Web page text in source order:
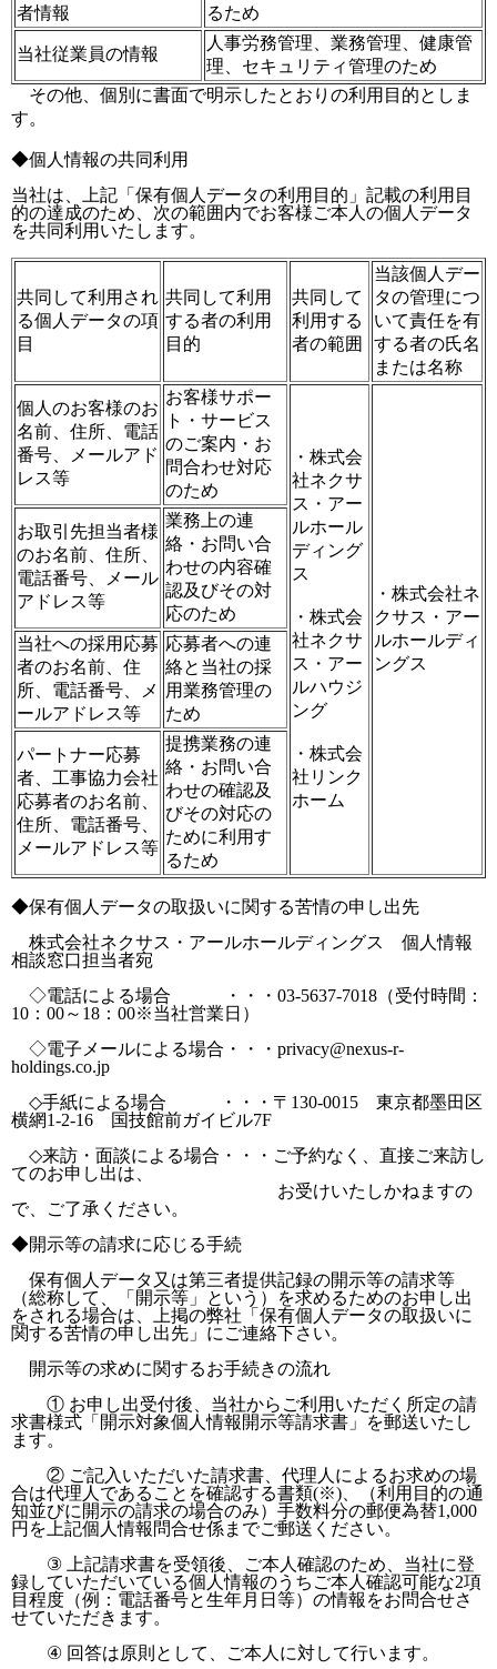
者情報 るため
当社従業員の情報
人事労務管理、業務管理、健康管
理、セキュリティ管理のため
その他、個別に書面で明示したとおりの利用目的としま
す。
◆個人情報の共同利用
当社は、上記「保有個人データの利用目的」記載の利用目
的の達成のため、次の範囲内でお客様ご本人の個人データ
を共同利用いたします。
共同して利用され
る個人データの項
目
共同して利用
する者の利用
目的
共同して
利用する
者の範囲
当該個人デー
タの管理につ
いて責任を有
する者の氏名
または名称
個人のお客様のお
名前、住所、電話
番号、メールアド
レス等
お客様サポー
ト・サービス
のご案内・お
問合わせ対応
のため
・株式会
社ネクサ
ス・アー
ルホール
ディング
ス
・株式会
社ネクサ
ス・アー
ルハウジ
ング
・株式会
社リンク
ホーム
・株式会社ネ
クサス・アー
ルホールディ
ングス
お取引先担当者様
のお名前、住所、
電話番号、メール
アドレス等
業務上の連
絡・お問い合
わせの内容確
認及びその対
応のため
当社への採用応募
者のお名前、住
所、電話番号、メ
ールアドレス等
応募者への連
絡と当社の採
用業務管理の
ため
パートナー応募
者、工事協力会社
応募者のお名前、
住所、電話番号、
メールアドレス等
提携業務の連
絡・お問い合
わせの確認及
びその対応の
ために利用す
るため
◆保有個人データの取扱いに関する苦情の申し出先
株式会社ネクサス・アールホールディングス 個人情報
相談窓口担当者宛
◇電話による場合 ・・・03-5637-7018（受付時間：
10：00～18：00※当社営業日）
◇電子メールによる場合・・・privacy@nexus-r-
holdings.co.jp
◇手紙による場合 ・・・〒130-0015 東京都墨田区
横網1-2-16 国技館前ガイビル7F
◇来訪・面談による場合・・・ご予約なく、直接ご来訪し
てのお申し出は、
お受けいたしかねますの
で、ご了承ください。
◆開示等の請求に応じる手続
保有個人データ又は第三者提供記録の開示等の請求等
（総称して、「開示等」という）を求めるためのお申し出
をされる場合は、上掲の弊社「保有個人データの取扱いに
関する苦情の申し出先」にご連絡下さい。
開示等の求めに関するお手続きの流れ
① お申し出受付後、当社からご利用いただく所定の請
求書様式「開示対象個人情報開示等請求書」を郵送いたし
ます。
② ご記入いただいた請求書、代理人によるお求めの場
合は代理人であることを確認する書類(※)、（利用目的の通
知並びに開示の請求の場合のみ）手数料分の郵便為替1,000
円を上記個人情報問合せ係までご郵送ください。
③ 上記請求書を受領後、ご本人確認のため、当社に登
録していただいている個人情報のうちご本人確認可能な2項
目程度（例：電話番号と生年月日等）の情報をお問合せさ
せていただきます。
④ 回答は原則として、ご本人に対して行います。